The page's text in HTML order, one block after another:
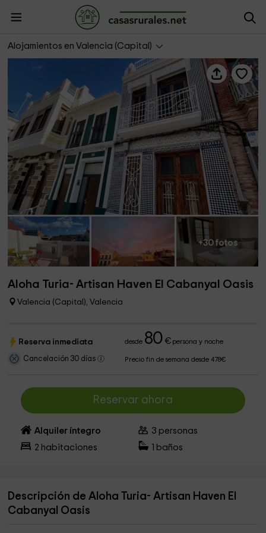
Alojamientos en Valencia (Capital)
Aloha Turia- Artisan Haven El Cabanyal Oasis
+30 fotos
Aloha Turia- Artisan Haven El Cabanyal Oasis
Valencia (Capital), Valencia
Reserva inmediata desde 80 €persona y noche
Cancelación 30 días Precio fin de semana desde 478€
Reservar ahora
Alquiler íntegro 3 personas
2 habitaciones baños
Descripción de Aloha Turia- Artisan Haven El
Cabanyal Oasis